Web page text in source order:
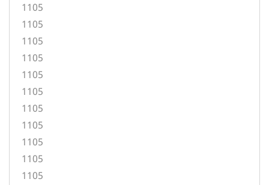
1105
1105
1105
1105
1105
1105
1105
1105
1105
1105
1105